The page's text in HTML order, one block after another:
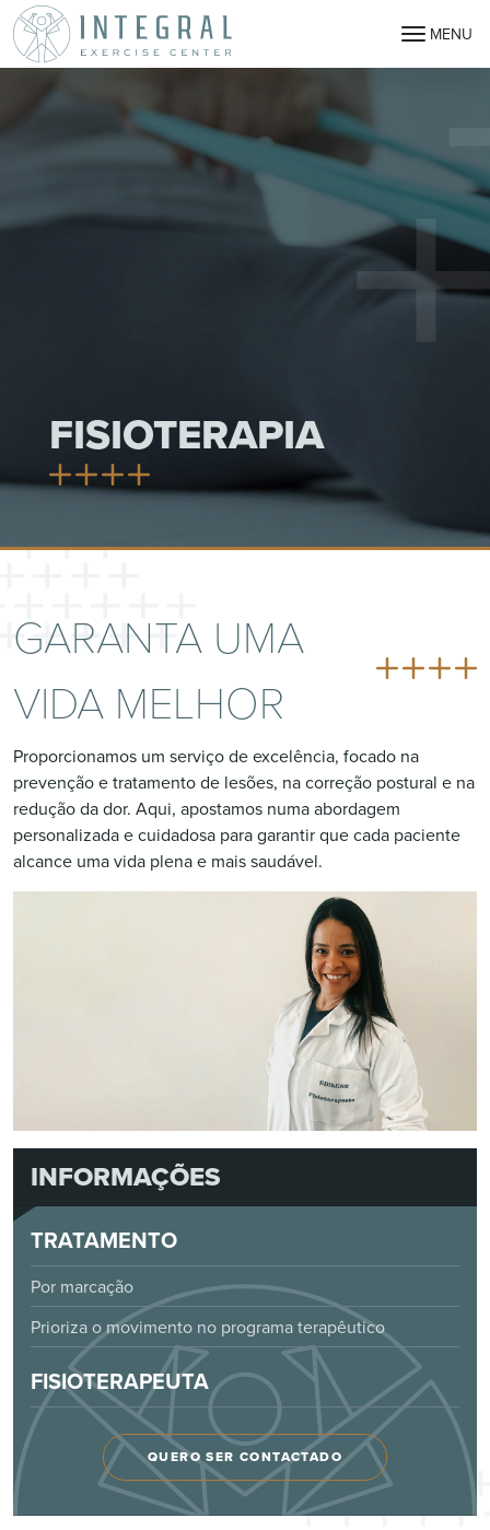
MENU
FISIOTERAPIA
GARANTA UMA
VIDA MELHOR
Proporcionamos um serviço de excelência, focado na
prevenção e tratamento de lesões, na correção postural e na
redução da dor. Aqui, apostamos numa abordagem
personalizada e cuidadosa para garantir que cada paciente
alcance uma vida plena e mais saudável.
INFORMAÇÕES
TRATAMENTO
Por marcação
Prioriza o movimento no programa terapêutico
FISIOTERAPEUTA
QUERO SER CONTACTADO